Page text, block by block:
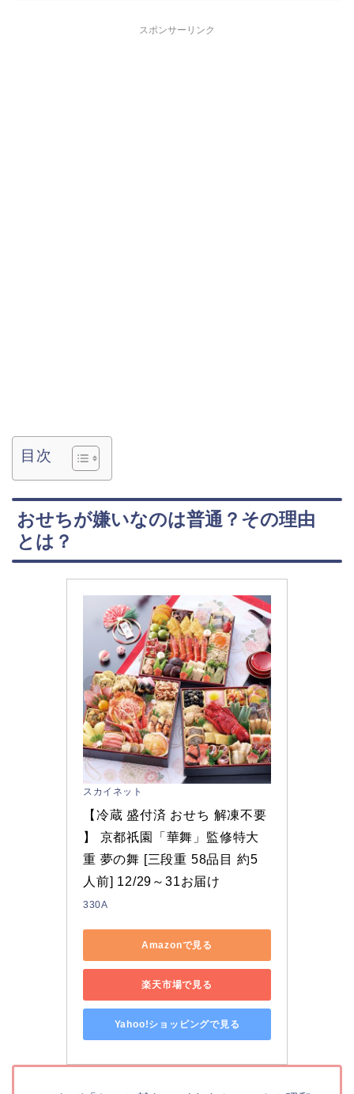
スポンサーリンク
目次
おせちが嫌いなのは普通？その理由
とは？
スカイネット
【冷蔵 盛付済 おせち 解凍不要
】 京都祇園「華舞」監修特大
重 夢の舞 [三段重 58品目 約5
人前] 12/29～31お届け
330A
Amazonで見る
楽天市場で見る
Yahoo!ショッピングで見る